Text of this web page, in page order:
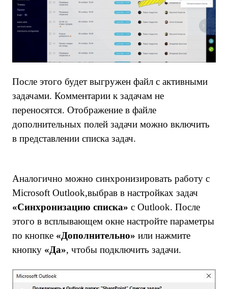
После этого будет выгружен файл с активными
задачами. Комментарии к задачам не
переносятся. Отображение в файле
дополнительных полей задачи можно включить
в представлении списка задач.
Аналогично можно синхронизировать работу с
Microsoft Outlook,выбрав в настройках задач
«Синхронизацию списка» с Outlook. После
этого в всплывающем окне настройте параметры
по кнопке «Дополнительно» или нажмите
кнопку «Да», чтобы подключить задачи.